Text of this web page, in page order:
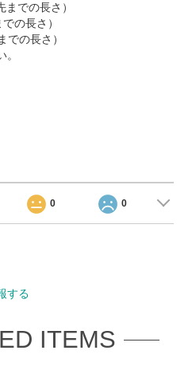
での長さ）
の長さ）
での長さ）
0 0
する
ITEMS